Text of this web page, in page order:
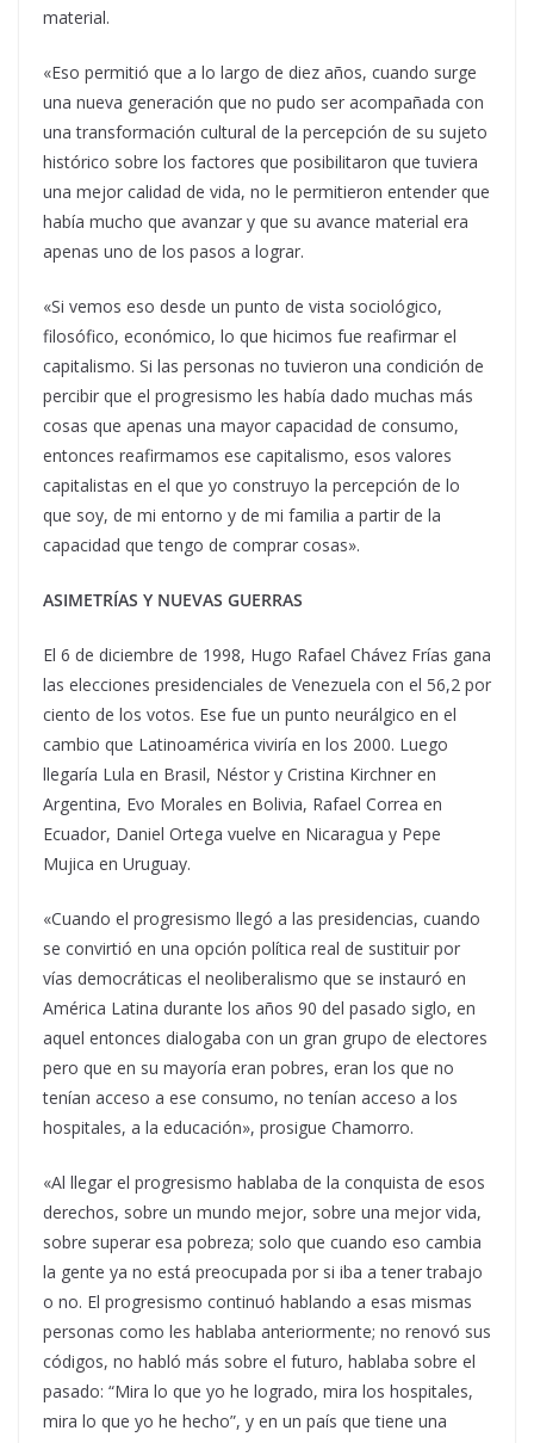
material.
«Eso permitió que a lo largo de diez años, cuando surge
una nueva generación que no pudo ser acompañada con
una transformación cultural de la percepción de su sujeto
histórico sobre los factores que posibilitaron que tuviera
una mejor calidad de vida, no le permitieron entender que
había mucho que avanzar y que su avance material era
apenas uno de los pasos a lograr.
«Si vemos eso desde un punto de vista sociológico,
filosófico, económico, lo que hicimos fue reafirmar el
capitalismo. Si las personas no tuvieron una condición de
percibir que el progresismo les había dado muchas más
cosas que apenas una mayor capacidad de consumo,
entonces reafirmamos ese capitalismo, esos valores
capitalistas en el que yo construyo la percepción de lo
que soy, de mi entorno y de mi familia a partir de la
capacidad que tengo de comprar cosas».
ASIMETRÍAS Y NUEVAS GUERRAS
El 6 de diciembre de 1998, Hugo Rafael Chávez Frías gana
las elecciones presidenciales de Venezuela con el 56,2 por
ciento de los votos. Ese fue un punto neurálgico en el
cambio que Latinoamérica viviría en los 2000. Luego
llegaría Lula en Brasil, Néstor y Cristina Kirchner en
Argentina, Evo Morales en Bolivia, Rafael Correa en
Ecuador, Daniel Ortega vuelve en Nicaragua y Pepe
Mujica en Uruguay.
«Cuando el progresismo llegó a las presidencias, cuando
se convirtió en una opción política real de sustituir por
vías democráticas el neoliberalismo que se instauró en
América Latina durante los años 90 del pasado siglo, en
aquel entonces dialogaba con un gran grupo de electores
pero que en su mayoría eran pobres, eran los que no
tenían acceso a ese consumo, no tenían acceso a los
hospitales, a la educación», prosigue Chamorro.
«Al llegar el progresismo hablaba de la conquista de esos
derechos, sobre un mundo mejor, sobre una mejor vida,
sobre superar esa pobreza; solo que cuando eso cambia
la gente ya no está preocupada por si iba a tener trabajo
o no. El progresismo continuó hablando a esas mismas
personas como les hablaba anteriormente; no renovó sus
códigos, no habló más sobre el futuro, hablaba sobre el
pasado: “Mira lo que yo he logrado, mira los hospitales,
mira lo que yo he hecho”, y en un país que tiene una